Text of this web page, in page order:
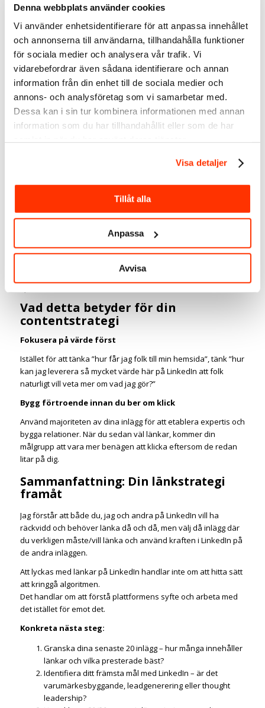
Denna webbplats använder cookies
Vi använder enhetsidentifierare för att anpassa innehållet
och annonserna till användarna, tillhandahålla funktioner
för sociala medier och analysera vår trafik. Vi
vidarebefordrar även sådana identifierare och annan
information från din enhet till de sociala medier och
annons- och analysföretag som vi samarbetar med.
Dessa kan i sin tur kombinera informationen med annan
information som du har tillhandahållit eller som de har
Visa detaljer
Tillåt alla
Anpassa
Avvisa
diskussioner, istället för att länka till externa undersökningar.
Dokument och karusell-inlägg
Dela information direkt genom att ladda upp ett dokument
(PDF) på plattformen istället för att hänvisa till externa sidor
eller presentationer.
Svara på den här frågan innan du
postar ett inlägg på LinkedIn med
Kan jag använda något av alla de format
som finns och på så sätt maximera kraften
Framtiden för länkar på LinkedIn
innehåll som skapar meningsfulla konversationer på
plattformen. Detta innebär att strategier som fokuserar på
autentiskt engagemang och värdeskapande kommer att
Vad detta betyder för din
contentstrategi
Fokusera på värde först
Istället för att tänka ”hur får jag folk till min hemsida”, tänk ”hur
kan jag leverera så mycket värde här på LinkedIn att folk
naturligt vill veta mer om vad jag gör?”
Bygg förtroende innan du ber om klick
Använd majoriteten av dina inlägg för att etablera expertis och
bygga relationer. När du sedan väl länkar, kommer din
målgrupp att vara mer benägen att klicka eftersom de redan
litar på dig.
Sammanfattning: Din länkstrategi
framåt
Jag förstår att både du, jag och andra på LinkedIn vill ha
räckvidd och behöver länka då och då, men välj då inlägg där
du verkligen måste/vill länka och använd kraften i LinkedIn på
de andra inläggen.
Att lyckas med länkar på LinkedIn handlar inte om att hitta sätt
att kringgå algoritmen.
Det handlar om att förstå plattformens syfte och arbeta med
det istället för emot det.
Konkreta nästa steg:
Granska dina senaste 20 inlägg – hur många innehåller
länkar och vilka presterade bäst?
Identifiera ditt främsta mål med LinkedIn – är det
varumärkesbyggande, leadgenerering eller thought
leadership?